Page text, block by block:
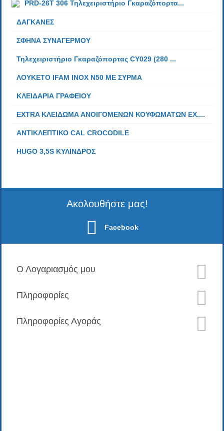
PRD-26T 306 Τηλεχειριστήριο Γκαραζόπορτα...
ΔΑΓΚΑΝΕΣ
ΣΦΗΝΑ ΣΥΝΑΓΕΡΜΟΥ
Τηλεχειριστήριο Γκαραζόπορτας CY029 (280 ...
ΛΟΥΚΕΤΟ IFAM ΙΝΟΧ N50 ΜΕ ΣΥΡΜΑ
ΚΛΕΙΔΑΡΙΑ ΓΡΑΦΕΙΟΥ
EXTRA ΚΛΕΙΔΩΜΑ ΑΝΟΙΓΟΜΕΝΩΝ ΚΟΥΦΩΜΑΤΩΝ EX....
ΑΝΤΙΚΛΕΠΤΙΚΟ CAL CROCODILE
HUGO 3,5S ΚΥΛΙΝΔΡΟΣ
Ακολουθήστε μας!
Facebook
Ο Λογαριασμός μου
Πληροφορίες
Πληροφορίες Αγοράς